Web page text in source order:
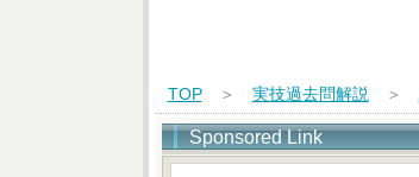
TOP＞ 実技過去問解説 ＞
Sponsored Link